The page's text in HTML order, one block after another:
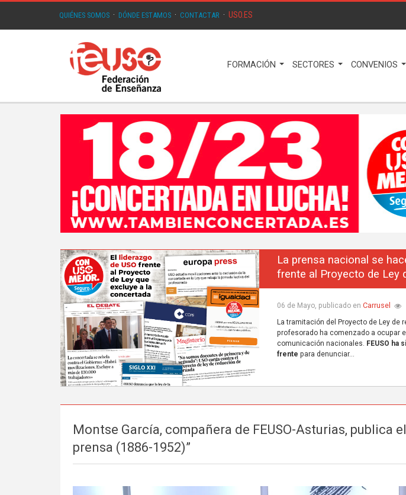
QUIÉNES SOMOS · DÓNDE ESTAMOS · CONTACTAR · USO.ES
FORMACIÓN SECTORES CONVENIOS
La prensa nacional se
frente al Proyecto de Ley
06 de Mayo, publicado en Carrusel
La tramitación del Proyecto de Ley de
profesorado ha comenzado a ocupar
comunicación nacionales. FEUSO ha
frente para denunciar...
Montse García, compañera de FEUSO-Asturias, publica
prensa (1886-1952)”